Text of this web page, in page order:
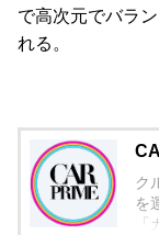
で高次元でバラ
れる。
ク
を